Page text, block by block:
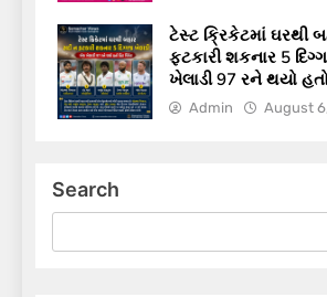
ટેસ્ટ ક્રિકેટમાં ઘરથી
ફટકારી શકનાર 5
ખેલાડી 97 રને થયો
Admin August
Search